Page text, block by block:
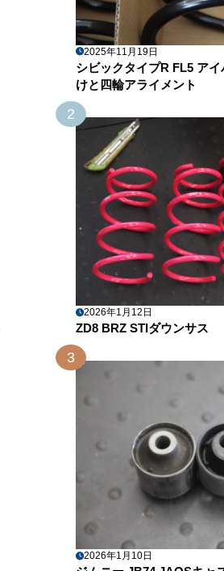
2025年11月19日
シビックタイプR FL5 ア
けと四輪アライメント
2
2026年1月12日
ZD8 BRZ STIダウンサス
3
2026年1月10日